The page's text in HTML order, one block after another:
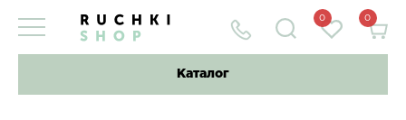
0 0
Каталог